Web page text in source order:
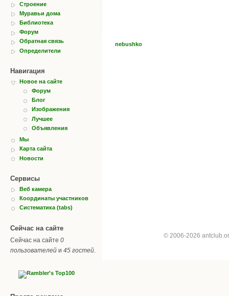
Строение
Муравьи дома
Библиотека
Форум
Обратная связь
Определители
Навигация
Новое на сайте
Форум
Блог
Изображения
Лучшее
Объявления
Мы
Карта сайта
Новости
Сервисы
Веб камера
Координаты участников
Систематика (tabs)
Сейчас на сайте
Сейчас на сайте 0
пользователей и 45 гостей
nebushko
© 2006-2026